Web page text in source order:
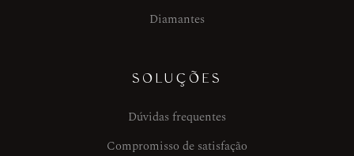
Diamantes
SOLUÇÕES
Dúvidas frequentes
Compromisso de satisfação